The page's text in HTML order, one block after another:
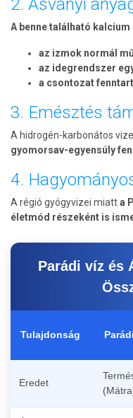
A benne található
az izmok normál
az idegrendszer
a csontozat
3. Emésztés
A hidrogén-karbonátos
gyomorsav-egyensúly
4.
A régió gyógyvizei miatta
életmód részeként is
Parádi víz és
Tulajdonság
Eredet